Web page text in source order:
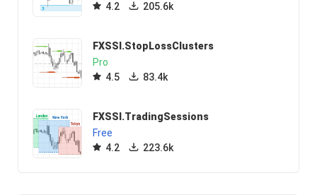
4.2
205.6k
FXSSI.StopLossClusters
Pro
4.5
83.4k
FXSSI.TradingSessions
Free
4.2
223.6k